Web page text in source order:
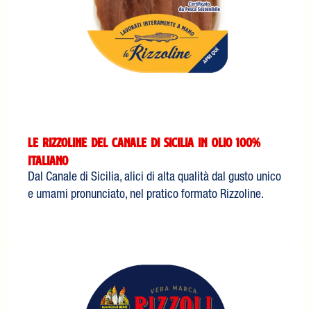
Le Rizzoline del Canale di Sicilia in Olio 100%
italiano
Dal Canale di Sicilia, alici di alta qualità dal gusto unico
e umami pronunciato, nel pratico formato Rizzoline.